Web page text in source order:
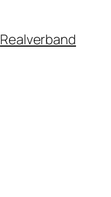
Realverband